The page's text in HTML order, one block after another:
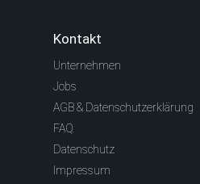
Kontakt
Unternehmen
Jobs
AGB & Datenschutzerklärung
FAQ
Datenschutz
Impressum